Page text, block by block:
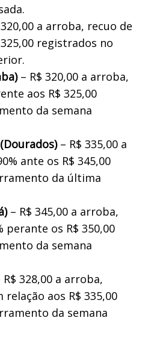
a arroba, recuo de
registrados no
– R$ 320,00 a arroba,
aos R$ 325,00
da semana
– R$ 335,00 a
ante os R$ 345,00
da última
– R$ 345,00 a arroba,
perante os R$ 350,00
da semana
R$ 328,00 a arroba,
relação aos R$ 335,00
da semana